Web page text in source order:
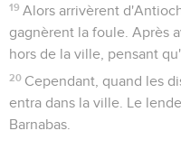
19 Alors arrivèrent
gagnèrent la foule. Après
hors de la ville, pensant
20 Cependant, quand les
entra dans la ville. Le
Barnabas.